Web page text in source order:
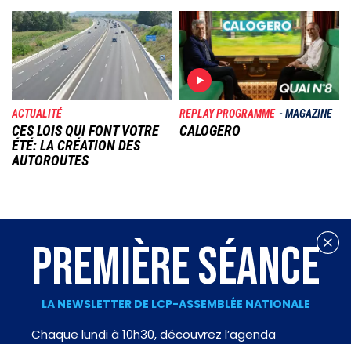
Image
ACTUALITÉ
CES LOIS QUI FONT VOTRE
ÉTÉ: LA CRÉATION DES
AUTOROUTES
Image
REPLAY PROGRAMME MAGAZINE
CALOGERO
PREMIÈRE SÉANCE
LA NEWSLETTER DE LCP-ASSEMBLÉE NATIONALE
Chaque lundi à 10h30, découvrez l’agenda